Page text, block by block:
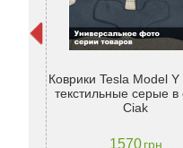
Коврики Tesla Model
текстильные серые в
Ciak
1570 грн